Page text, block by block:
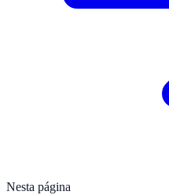
Nesta página